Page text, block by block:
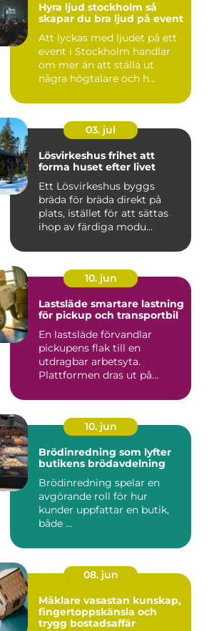
Hyra ljud stockholm så
skapar du bra ljud på event
Att lyckas med ljudet på ett
event i Stockholm handlar
om mer än att ställa ut
några högtalare och h...
03. jul
Lösvirkeshus frihet att
forma huset efter livet
Ett Lösvirkeshus byggs
bräda för bräda direkt på
plats, istället för att sättas
ihop av färdiga modu...
10. jun
Lastsläde smartare lastning
för pickup och transportbil
En lastsläde förvandlar
pickupens flak till en
utdragbar arbetsyta.
Plattformen dras ut på
10. jun
Brödinredning som lyfter
butikens brödavdelning
Brödinredning spelar en
avgörande roll för hur
kunder uppfattar en butik,
både ...
08. jun
Mäklare vasastan kunskap,
fingertoppskänsla och
trygg bostadsaffär